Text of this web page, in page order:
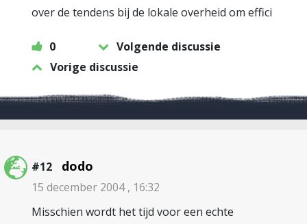
over de tendens bij de lokale overheid om effici
0
Volgende discussie
Vorige discussie
#12 dodo
15 december 2004 , 16:32
Misschien wordt het tijd voor een echte